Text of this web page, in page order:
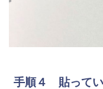
手順４ 貼ってい